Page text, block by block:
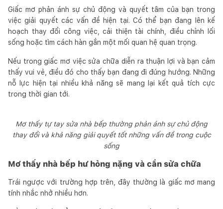
Giấc mơ phản ánh sự chủ động và quyết tâm của bạn trong
việc giải quyết các vấn đề hiện tại. Có thể bạn đang lên kế
hoạch thay đổi công việc, cải thiện tài chính, điều chỉnh lối
sống hoặc tìm cách hàn gắn một mối quan hệ quan trọng.
Nếu trong giấc mơ việc sửa chữa diễn ra thuận lợi và bạn cảm
thấy vui vẻ, điều đó cho thấy bạn đang đi đúng hướng. Những
nỗ lực hiện tại nhiều khả năng sẽ mang lại kết quả tích cực
trong thời gian tới.
Mơ thấy tự tay sửa nhà bếp thường phản ánh sự chủ động
thay đổi và khả năng giải quyết tốt những vấn đề trong cuộc
sống
Mơ thấy nhà bếp hư hỏng nặng và cần sửa chữa
Trái ngược với trường hợp trên, đây thường là giấc mơ mang
tính nhắc nhở nhiều hơn.